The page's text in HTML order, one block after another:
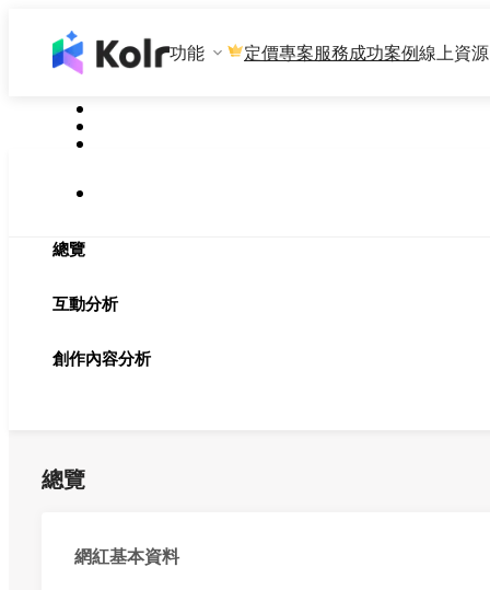
功能 定價專案服務成功案例線上資源
總覽
互動分析
創作內容分析
總覽
網紅基本資料